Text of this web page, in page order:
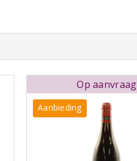
Op aanvraag
Aanbieding